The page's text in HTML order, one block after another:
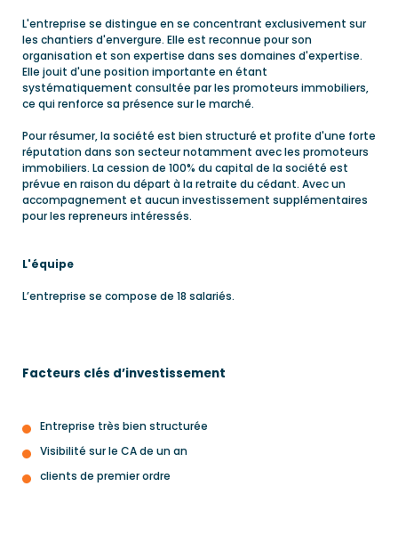
L'entreprise se distingue en se concentrant exclusivement sur
les chantiers d'envergure. Elle est reconnue pour son
organisation et son expertise dans ses domaines d'expertise.
Elle jouit d'une position importante en étant
systématiquement consultée par les promoteurs immobiliers,
ce qui renforce sa présence sur le marché.
Pour résumer, la société est bien structuré et profite d'une forte
réputation dans son secteur notamment avec les promoteurs
immobiliers. La cession de 100% du capital de la société est
prévue en raison du départ à la retraite du cédant. Avec un
accompagnement et aucun investissement supplémentaires
pour les repreneurs intéressés.
L'équipe
L’entreprise se compose de 18 salariés.
Facteurs clés d’investissement
Entreprise très bien structurée
Visibilité sur le CA de un an
clients de premier ordre